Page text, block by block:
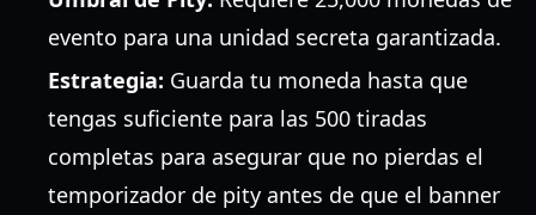
evento para una unidad secreta garantizada.
Estrategia: Guarda tu moneda hasta que
tengas suficiente para las 500 tiradas
completas para asegurar que no pierdas el
temporizador de pity antes de que el banner